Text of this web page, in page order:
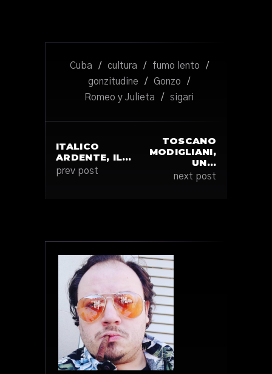
Cuba / cultura / fumo lento
/
gonzitudine
/ Gonzo
/
Romeo y Julieta
/ sigari
ITALICO
ARDENTE, IL…
prev post
TOSCANO
MODIGLIANI,
UN…
next post